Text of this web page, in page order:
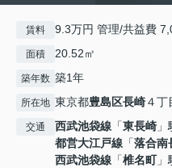
賃料 9.3万円 管理/共益費
面積 20.52㎡
築年数 築1年
所在地 東京都豊島区長崎４丁
交通 西武池袋線 「東長崎
都営大江戸線 「落合南
西武池袋線 「椎名町」